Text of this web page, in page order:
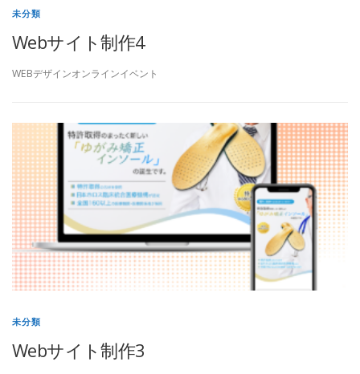
未分類
Webサイト制作4
WEBデザインオンラインイベント
未分類
Webサイト制作3